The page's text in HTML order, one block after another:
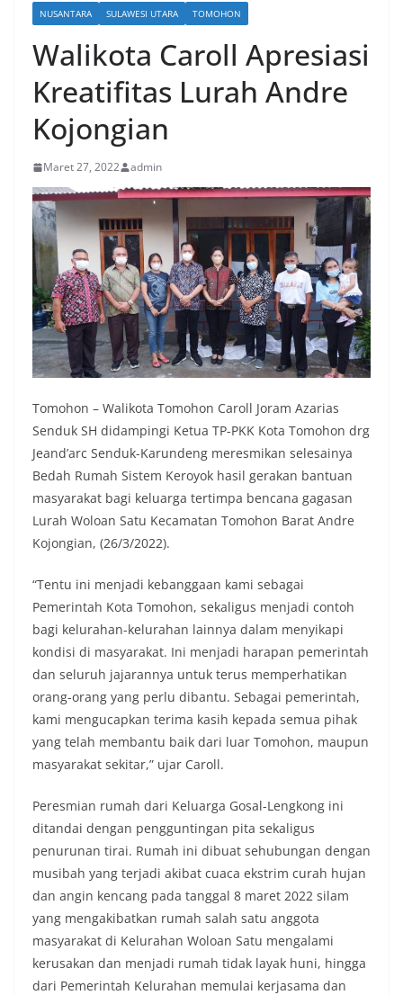
NUSANTARA SULAWESI UTARA TOMOHON
Walikota Caroll Apresiasi
Kreatifitas Lurah Andre
Kojongian
Maret 27, 2022 admin
Tomohon – Walikota Tomohon Caroll Joram Azarias
Senduk SH didampingi Ketua TP-PKK Kota Tomohon drg
Jeand’arc Senduk-Karundeng meresmikan selesainya
Bedah Rumah Sistem Keroyok hasil gerakan bantuan
masyarakat bagi keluarga tertimpa bencana gagasan
Lurah Woloan Satu Kecamatan Tomohon Barat Andre
Kojongian, (26/3/2022).
“Tentu ini menjadi kebanggaan kami sebagai
Pemerintah Kota Tomohon, sekaligus menjadi contoh
bagi kelurahan-kelurahan lainnya dalam menyikapi
kondisi di masyarakat. Ini menjadi harapan pemerintah
dan seluruh jajarannya untuk terus memperhatikan
orang-orang yang perlu dibantu. Sebagai pemerintah,
kami mengucapkan terima kasih kepada semua pihak
yang telah membantu baik dari luar Tomohon, maupun
masyarakat sekitar,” ujar Caroll.
Peresmian rumah dari Keluarga Gosal-Lengkong ini
ditandai dengan pengguntingan pita sekaligus
penurunan tirai. Rumah ini dibuat sehubungan dengan
musibah yang terjadi akibat cuaca ekstrim curah hujan
dan angin kencang pada tanggal 8 maret 2022 silam
yang mengakibatkan rumah salah satu anggota
masyarakat di Kelurahan Woloan Satu mengalami
kerusakan dan menjadi rumah tidak layak huni, hingga
dari Pemerintah Kelurahan memulai kerjasama dan